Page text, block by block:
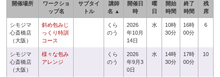
開催場所
ワークショ
ップ名
サブタイ
トル
講師
名 ▲
開催日
時
曜
日
開始
時間
終了
時間
残
席
シモジマ
心斎橋店
（大阪）
斜め包みじ
っくり特訓
コース
くら
のう
2026
年10月
14日
水
10時
30分
16時
00分
6
シモジマ
心斎橋店
（大阪）
様々な包み
アレンジ
くら
のう
2026
年9月3
0日
水
14時
30分
17時
00分
10